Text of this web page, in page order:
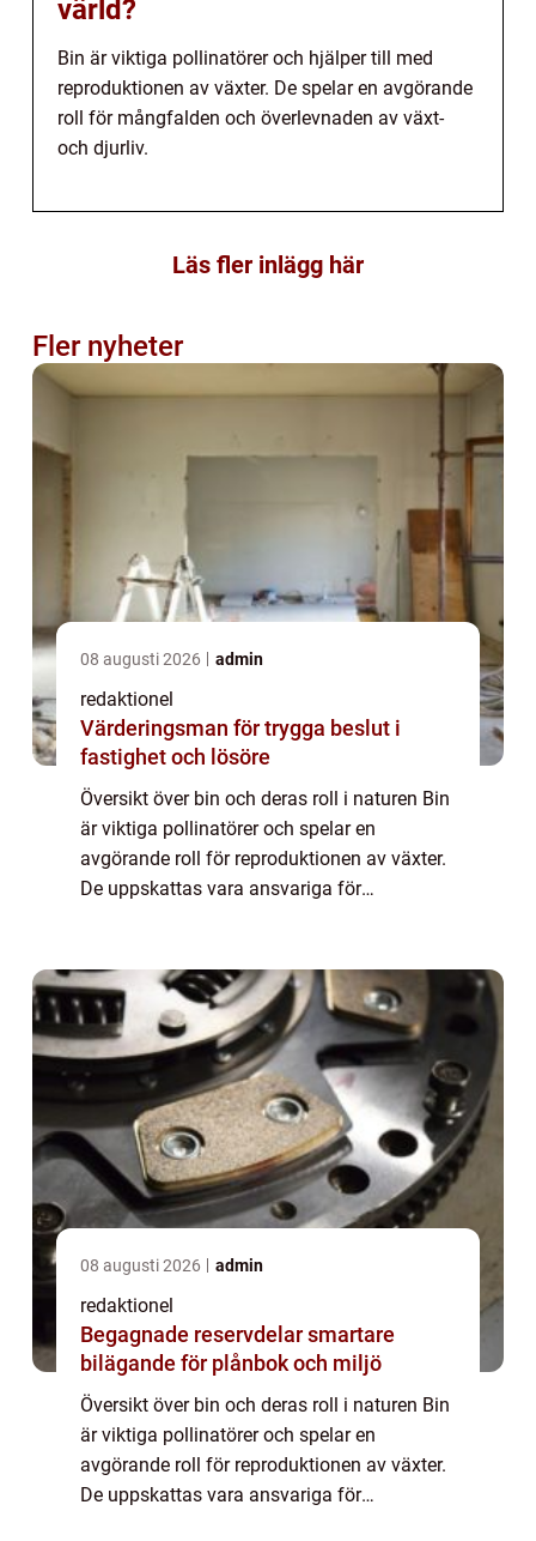
värld?
Bin är viktiga pollinatörer och hjälper till med
reproduktionen av växter. De spelar en avgörande
roll för mångfalden och överlevnaden av växt-
och djurliv.
Läs fler inlägg här
Fler nyheter
08 augusti 2026 admin
redaktionel
Värderingsman för trygga beslut i
fastighet och lösöre
Översikt över bin och deras roll i naturen Bin
är viktiga pollinatörer och spelar en
avgörande roll för reproduktionen av växter.
De uppskattas vara ansvariga för
från man...
08 augusti 2026 admin
redaktionel
Begagnade reservdelar smartare
bilägande för plånbok och miljö
Översikt över bin och deras roll i naturen Bin
är viktiga pollinatörer och spelar en
avgörande roll för reproduktionen av växter.
De uppskattas vara ansvariga för